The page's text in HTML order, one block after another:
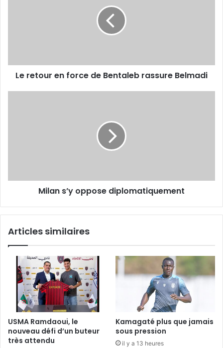
Le retour en force de Bentaleb rassure Belmadi
Milan s’y oppose diplomatiquement
Articles similaires
USMA Ramdaoui, le
nouveau défi d’un buteur
très attendu
Kamagaté plus que jamais
sous pression
il y a 13 heures